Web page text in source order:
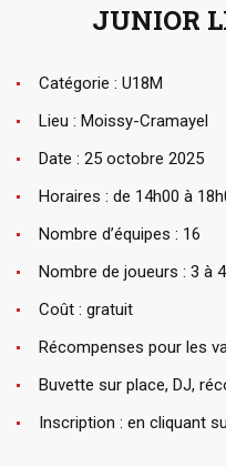
JUNIOR
Catégorie : U18M
Lieu : Moissy-Cramayel
Date : 25 octobre 2025
Horaires : de 14h00 à
Nombre d’équipes : 16
Nombre de joueurs : 3 à
Coût : gratuit
Récompenses pour les
Buvette sur place, DJ,
Inscription : en cliquant